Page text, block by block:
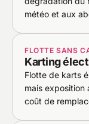
météo et aux
FLOTTE SANS
Karting
Flotte de karts
mais exposition
coût de